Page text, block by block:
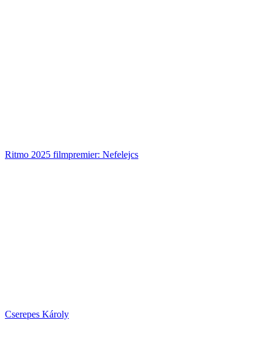
Ritmo 2025 filmpremier: Nefelejcs
Cserepes Károly